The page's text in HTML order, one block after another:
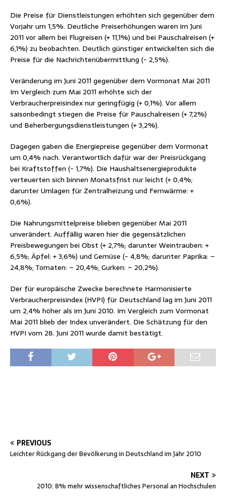
Die Preise für Dienstleistungen erhöhten sich gegenüber dem
Vorjahr um 1,5%. Deutliche Preiserhöhungen waren im Juni
2011 vor allem bei Flugreisen (+ 11,1%) und bei Pauschalreisen (+
6,1%) zu beobachten. Deutlich günstiger entwickelten sich die
Preise für die Nachrichtenübermittlung (- 2,5%).
Veränderung im Juni 2011 gegenüber dem Vormonat Mai 2011
Im Vergleich zum Mai 2011 erhöhte sich der
Verbraucherpreisindex nur geringfügig (+ 0,1%). Vor allem
saisonbedingt stiegen die Preise für Pauschalreisen (+ 7,2%)
und Beherbergungsdienstleistungen (+ 3,2%).
Dagegen gaben die Energiepreise gegenüber dem Vormonat
um 0,4% nach. Verantwortlich dafür war der Preisrückgang
bei Kraftstoffen (- 1,7%). Die Haushaltsenergieprodukte
verteuerten sich binnen Monatsfrist nur leicht (+ 0,4%;
darunter Umlagen für Zentralheizung und Fernwärme: +
0,6%).
Die Nahrungsmittelpreise blieben gegenüber Mai 2011
unverändert. Auffällig waren hier die gegensätzlichen
Preisbewegungen bei Obst (+ 2,7%; darunter Weintrauben: +
6,5%; Äpfel: + 3,6%) und Gemüse (- 4,8%; darunter Paprika: –
24,8%; Tomaten: – 20,4%; Gurken: – 20,2%).
Der für europäische Zwecke berechnete Harmonisierte
Verbraucherpreisindex (HVPI) für Deutschland lag im Juni 2011
um 2,4% höher als im Juni 2010. Im Vergleich zum Vormonat
Mai 2011 blieb der Index unverändert. Die Schätzung für den
HVPI vom 28. Juni 2011 wurde damit bestätigt.
PREVIOUS
Leichter Rückgang der Bevölkerung in Deutschland im Jahr 2010
NEXT
2010: 8% mehr wissenschaftliches Personal an Hochschulen